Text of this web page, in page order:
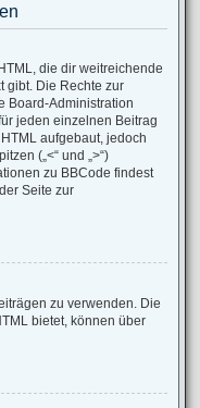
die dir weitreichende
gibt. Die Rechte zur
Board-Administration
jeden einzelnen Beitrag
aufgebaut, jedoch
(„<“ und „>“)
zu BBCode findest
Seite zur
zu verwenden. Die
bietet, können über